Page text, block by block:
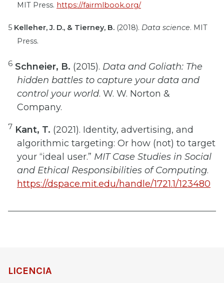
MIT Press. https://fairmlbook.org/
5 Kelleher, J. D., & Tierney, B. (2018). Data science. MIT
Press.
6 Schneier, B. (2015). Data and Goliath: The
hidden battles to capture your data and
control your world. W. W. Norton &
Company.
7 Kant, T. (2021). Identity, advertising, and
algorithmic targeting: Or how (not) to target
your “ideal user.” MIT Case Studies in Social
and Ethical Responsibilities of Computing.
https://dspace.mit.edu/handle/1721.1/123480
LICENCIA